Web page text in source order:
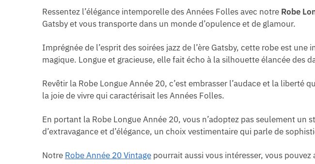
Ressentez l’élégance intemporelle des Années Folles avec notre Robe
Gatsby et vous transporte dans un monde d’opulence et de glamour.
Imprégnée de l’esprit des soirées jazz de l’ère Gatsby, cette robe est
magique. Longue et gracieuse, elle fait écho à la silhouette élancée des
Revêtir la Robe Longue Année 20, c’est embrasser l’audace et la
la joie de vivre qui caractérisait les Années Folles.
En portant la Robe Longue Année 20, vous n’adoptez pas seulement un
d’extravagance et d’élégance, un choix vestimentaire qui parle de
Notre Robe Année 20 Vintage pourrait aussi vous intéresser, vous